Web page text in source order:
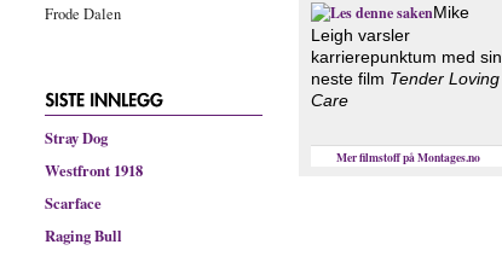
Frode Dalen
Stray Dog
Westfront 1918
Scarface
Raging Bull
Mike
Leigh varsler
karrierepunktum med sin
neste film Tender Loving
Care
Mer filmstoff på Montages.no